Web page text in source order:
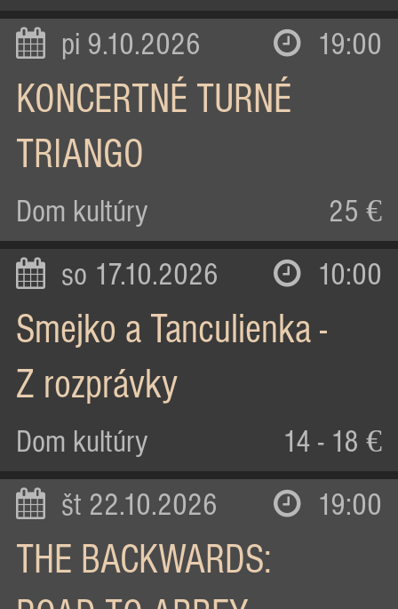
pi 9.10.2026 19:00
KONCERTNÉ TURNÉ
TRIANGO
Dom kultúry 25 €
so 17.10.2026 10:00
Smejko a Tanculienka -
Z rozprávky
Dom kultúry 14 - 18 €
št 22.10.2026 19:00
THE BACKWARDS: